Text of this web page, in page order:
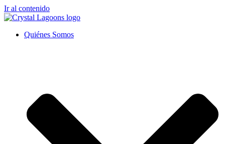
Ir al contenido
Quiénes Somos